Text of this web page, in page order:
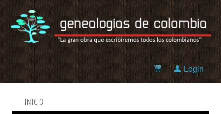
Login
INICIO